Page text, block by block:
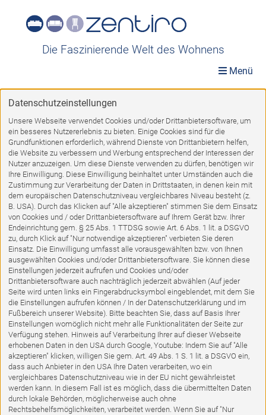
Die Faszinierende Welt des Wohnens
Menü
Nachtkommoden
1 2 3 4 5 VORWÄRTS
%
Ausstellungsstück
Datenschutzeinstellungen
Unsere Webseite verwendet Cookies und/oder Drittanbietersoftware, um
ein besseres Nutzererlebnis zu bieten. Einige Cookies sind für die
Grundfunktionen erforderlich, während Dienste von Drittanbietern helfen,
die Website zu verbessern und Werbung entsprechend der Interessen der
Nutzer anzuzeigen. Um diese Dienste verwenden zu dürfen, benötigen wir
Ihre Einwilligung. Diese Einwilligung beinhaltet unter Umständen auch die
Zustimmung zur Verarbeitung der Daten in Drittstaaten, in denen kein mit
dem europäischen Datenschutzniveau vergleichbares Niveau besteht (z.
B. USA). Durch das Klicken auf "Alle akzeptieren" stimmen Sie dem Einsatz
von Cookies und / oder Drittanbietersoftware auf Ihrem Gerät bzw. Ihrer
Endeinrichtung gem. § 25 Abs. 1 TTDSG sowie Art. 6 Abs. 1 lit. a DSGVO
zu, durch Klick auf "Nur notwendige akzeptieren" verbieten Sie deren
Einsatz. Die Einwilligung umfasst alle vorausgewählten bzw. von Ihnen
ausgewählten Cookies und/oder Drittanbietersoftware. Sie können diese
Einstellungen jederzeit aufrufen und Cookies und/oder
Drittanbietersoftware auch nachträglich jederzeit abwählen (Auf jeder
Seite wird unten links ein Fingerabdrucksymbol eingeblendet, mit dem Sie
die Einstellungen aufrufen können / In der Datenschutzerklärung und im
Fußbereich unserer Website). Bitte beachten Sie, dass auf Basis Ihrer
Einstellungen womöglich nicht mehr alle Funktionalitäten der Seite zur
Verfügung stehen. Hinweis auf Verarbeitung Ihrer auf dieser Webseite
erhobenen Daten in den USA durch Google, Youtube: Indem Sie auf "Alle
akzeptieren" klicken, willigen Sie gem. Art. 49 Abs. 1 S. 1 lit. a DSGVO ein,
dass auch Anbieter in den USA Ihre Daten verarbeiten, wo ein
vergleichbares Datenschutzniveau wie in der EU nicht gewährleistet
werden kann. In diesem Fall ist es möglich, dass die übermittelten Daten
durch lokale Behörden, möglicherweise auch ohne
Rechtsbehelfsmöglichkeiten, verarbeitet werden. Wenn Sie auf "Nur